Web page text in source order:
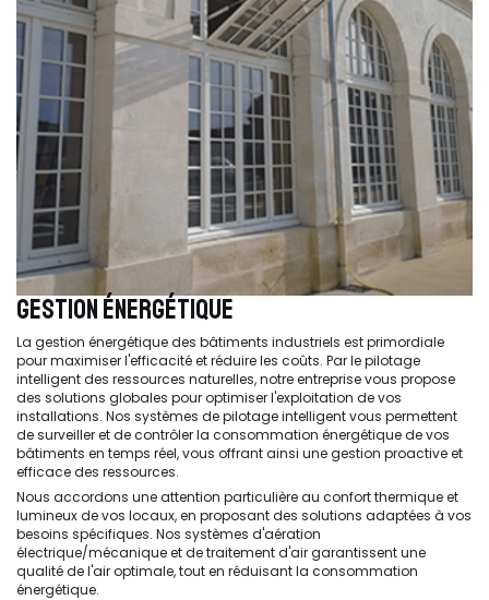
GESTION ÉNERGÉTIQUE
La gestion énergétique des bâtiments industriels est primordiale
pour maximiser l'efficacité et réduire les coûts. Par le pilotage
intelligent des ressources naturelles, notre entreprise vous propose
des solutions globales pour optimiser l'exploitation de vos
installations. Nos systèmes de pilotage intelligent vous permettent
de surveiller et de contrôler la consommation énergétique de vos
bâtiments en temps réel, vous offrant ainsi une gestion proactive et
efficace des ressources.
Nous accordons une attention particulière au confort thermique et
lumineux de vos locaux, en proposant des solutions adaptées à vos
besoins spécifiques. Nos systèmes d'aération
électrique/mécanique et de traitement d'air garantissent une
qualité de l'air optimale, tout en réduisant la consommation
énergétique.